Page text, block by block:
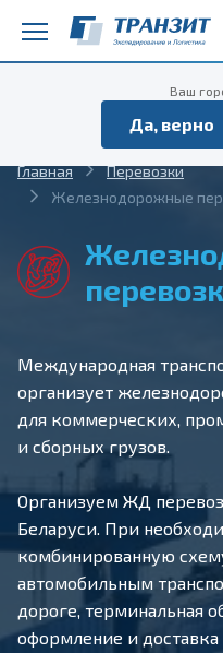
Ваш
Да, верно
Расписание
Главная
Перевозки
Железнодорожные
Международная
организует
для коммерческих,
и сборных грузов.
Организуем ЖД
Беларуси. При
комбинированную
автомобильным
дороге, терминальная
оформление и доставка